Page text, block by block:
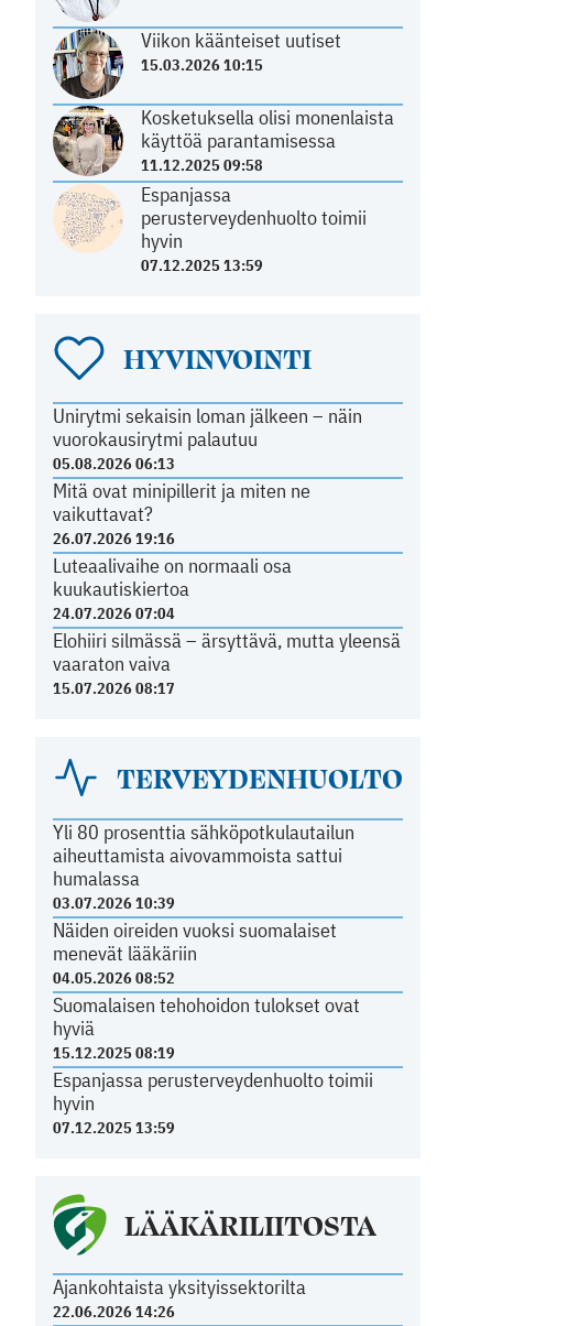
Viikon käänteiset uutiset
15.03.2026 10:15
Kosketuksella olisi monenlaista
käyttöä parantamisessa
11.12.2025 09:58
Espanjassa
perusterveydenhuolto toimii
hyvin
07.12.2025 13:59
HYVINVOINTI
Unirytmi sekaisin loman jälkeen – näin
vuorokausirytmi palautuu
05.08.2026 06:13
Mitä ovat minipillerit ja miten ne
vaikuttavat?
26.07.2026 19:16
Luteaalivaihe on normaali osa
kuukautiskiertoa
24.07.2026 07:04
Elohiiri silmässä – ärsyttävä, mutta yleensä
vaaraton vaiva
15.07.2026 08:17
TERVEYDENHUOLTO
Yli 80 prosenttia sähköpotkulautailun
aiheuttamista aivovammoista sattui
humalassa
03.07.2026 10:39
Näiden oireiden vuoksi suomalaiset
menevät lääkäriin
04.05.2026 08:52
Suomalaisen tehohoidon tulokset ovat
hyviä
15.12.2025 08:19
Espanjassa perusterveydenhuolto toimii
hyvin
07.12.2025 13:59
LÄÄKÄRILIITOSTA
Ajankohtaista yksityissektorilta
22.06.2026 14:26